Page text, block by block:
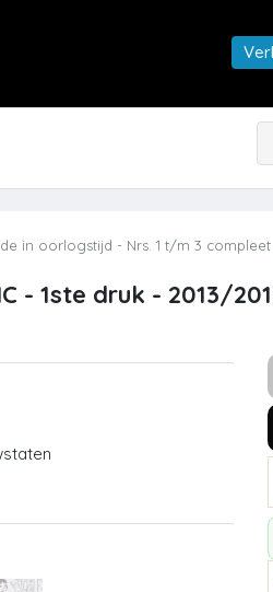
in oorlogstijd - Nrs. 1 t/m 3 compleet
- 1ste druk - 2013/